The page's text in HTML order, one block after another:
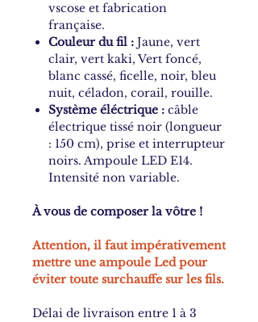
vscose et fabrication
française.
Couleur du fil : Jaune, vert
clair, vert kaki, Vert foncé,
blanc cassé, ficelle, noir, bleu
nuit, céladon, corail, rouille.
Système éléctrique : câble
électrique tissé noir (longueur
: 150 cm), prise et interrupteur
noirs. Ampoule LED E14.
Intensité non variable.
À vous de composer la vôtre !
Attention, il faut impérativement
mettre une ampoule Led pour
éviter toute surchauffe sur les fils.
Délai de livraison entre 1 à 3